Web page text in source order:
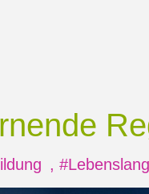
,